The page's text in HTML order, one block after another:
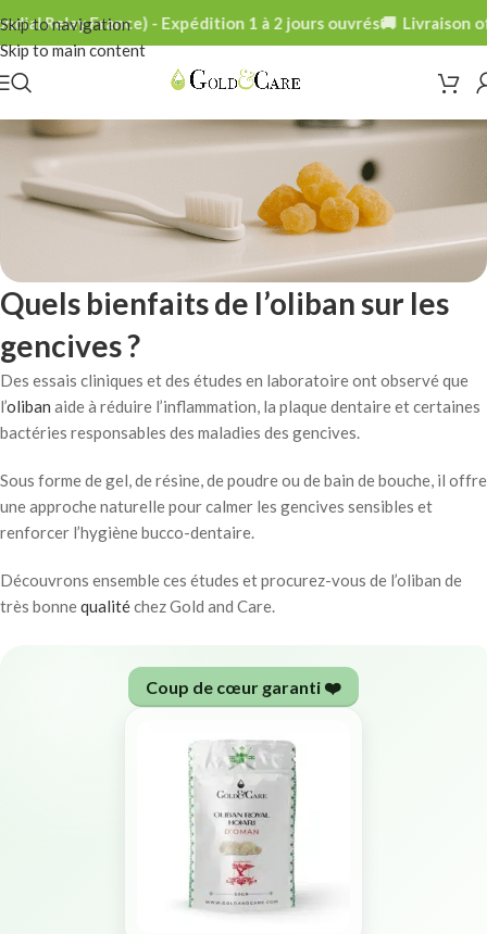
Skip to navigation
Skip to main content
Relay France) - Expédition 1 à 2 jours ouvrés🚚 Livraison
Quels bienfaits de l’oliban sur les
gencives ?
Des essais cliniques et des études en laboratoire ont observé que
l’oliban aide à réduire l’inflammation, la plaque dentaire et certaines
bactéries responsables des maladies des gencives.
Sous forme de gel, de résine, de poudre ou de bain de bouche, il offre
une approche naturelle pour calmer les gencives sensibles et
renforcer l’hygiène bucco-dentaire.
Découvrons ensemble ces études et procurez-vous de l’oliban de
très bonnequalitéchez Gold and Care.
Coup de cœur garanti ❤️